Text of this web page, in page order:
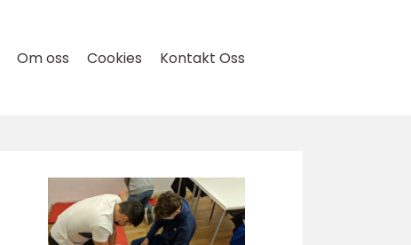
Om oss Cookies Kontakt Oss